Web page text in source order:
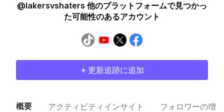
@lakersvshaters 他のプラットフォームで見つかっ
た可能性のあるアカウント
+ 更新追跡に追加
概要 アクティビティインサイト フォロワーの増加